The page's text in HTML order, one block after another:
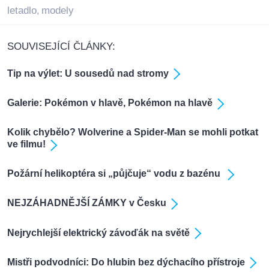
letadlo, modely
SOUVISEJÍCÍ ČLÁNKY:
Tip na výlet: U sousedů nad stromy
Galerie: Pokémon v hlavě, Pokémon na hlavě
Kolik chybělo? Wolverine a Spider-Man se mohli potkat
ve filmu!
Požární helikoptéra si „půjčuje“ vodu z bazénu
NEJZÁHADNĚJŠÍ ZÁMKY v Česku
Nejrychlejší elektrický závoďák na světě
Mistři podvodníci: Do hlubin bez dýchacího přístroje